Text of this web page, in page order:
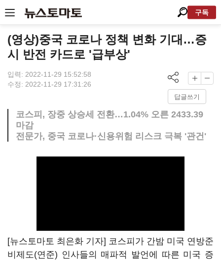
구독
(영상)중국 코로나 정책 변화 기대…증
시 반전 카드로 '급부상'
입력: 2022-11-29 15:52:58
수정: 2022-11-29 17:31:26
답글쓰기
코스피, 장중 상승세 전환…1.04% 오른 2433.39
마감
전문가, 중국 코로나·신용위험 리스크 극복 '관건'
[뉴스토마토 최은화 기자] 코스피가 간밤 미국 연방준
비제도(연준) 인사들의 매파적 발언에 따른 미국 증